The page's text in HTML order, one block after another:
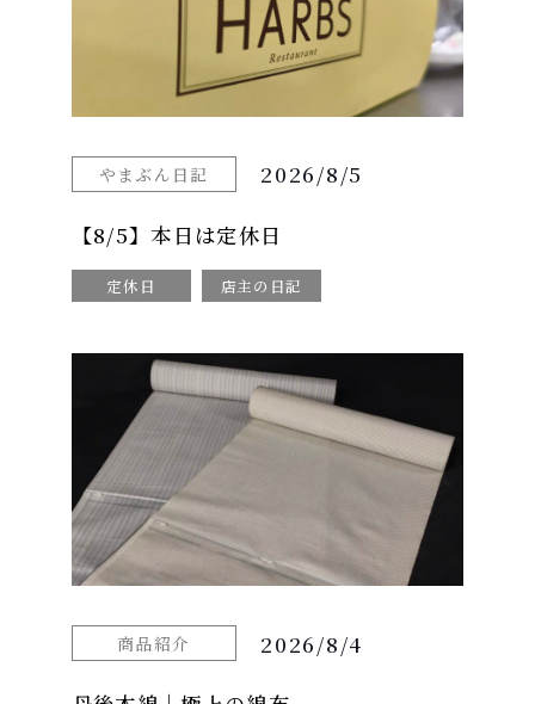
やまぶん日記 2026/8/5
【8/5】本日は定休日
定休日 店主の日記
商品紹介 2026/8/4